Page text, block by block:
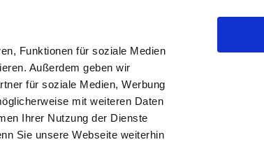
Funktionen für soziale Medien
Außerdem geben wir
für soziale Medien, Werbung
mit weiteren Daten
Ihrer Nutzung der Dienste
Sie unsere Webseite weiterhin